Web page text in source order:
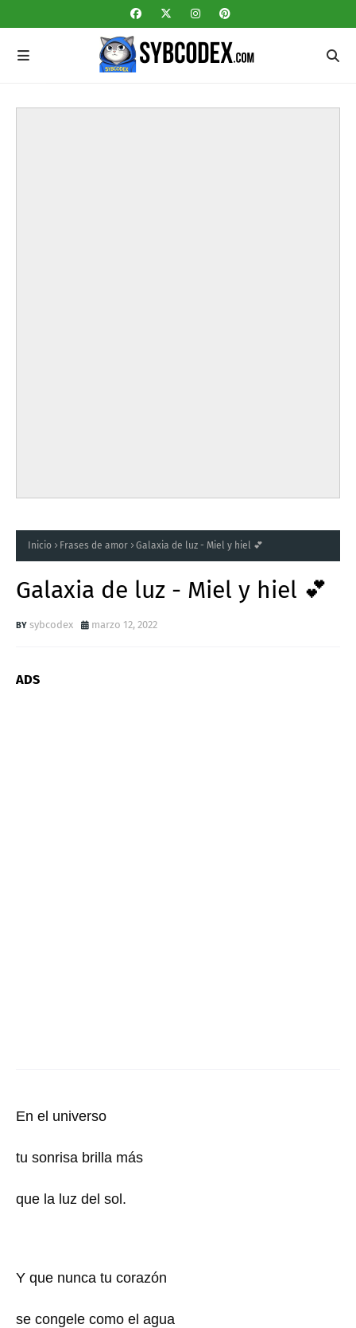
Inicio Frases de amor Galaxia de luz - Miel y hiel 💕
Galaxia de luz - Miel y hiel 💕
sybcodex marzo 12, 2022
ADS
En el universo
tu sonrisa brilla más
que la luz del sol.
Y que nunca tu corazón
se congele como el agua